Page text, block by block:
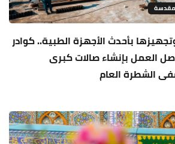
بأحدث الأجهزة الطبية.. كوادر
العمل بإنشاء صالات كبرى
الشطرة العام